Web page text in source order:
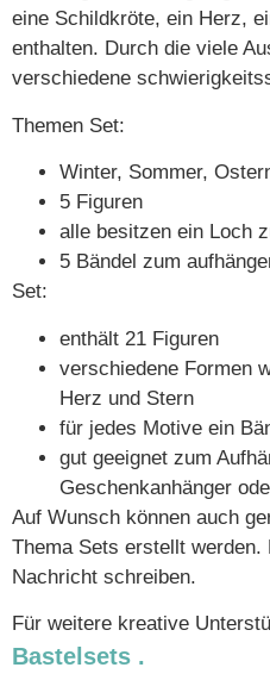
eine Schildkröte, ein Herz,
enthalten. Durch die viele
verschiedene
Themen Set:
Winter, Sommer,
5 Figuren
alle besitzen ein Loch
5 Bändel zum
Set:
enthält 21 Figuren
verschiedene Formen
Herz und Stern
für jedes Motive ein
gut geeignet zum
Geschenkanhänger
Auf Wunsch können auch
Thema Sets erstellt werden.
Nachricht schreiben.
Für weitere kreative
Bastelsets .